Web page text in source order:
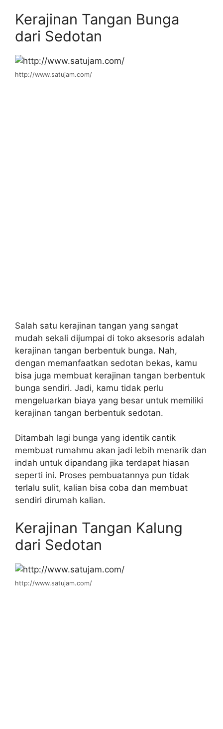
Kerajinan Tangan Bunga
dari Sedotan
http://www.satujam.com/
Salah satu kerajinan tangan yang sangat
mudah sekali dijumpai di toko aksesoris adalah
kerajinan tangan berbentuk bunga. Nah,
dengan memanfaatkan sedotan bekas, kamu
bisa juga membuat kerajinan tangan berbentuk
bunga sendiri. Jadi, kamu tidak perlu
mengeluarkan biaya yang besar untuk memiliki
kerajinan tangan berbentuk sedotan.
Ditambah lagi bunga yang identik cantik
membuat rumahmu akan jadi lebih menarik dan
indah untuk dipandang jika terdapat hiasan
seperti ini. Proses pembuatannya pun tidak
terlalu sulit, kalian bisa coba dan membuat
sendiri dirumah kalian.
Kerajinan Tangan Kalung
dari Sedotan
http://www.satujam.com/